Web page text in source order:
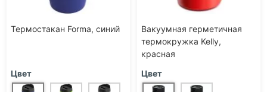
Термостакан Forma, синий
Цвет
Вакуумная герметичная
термокружка Kelly,
красная
Цвет